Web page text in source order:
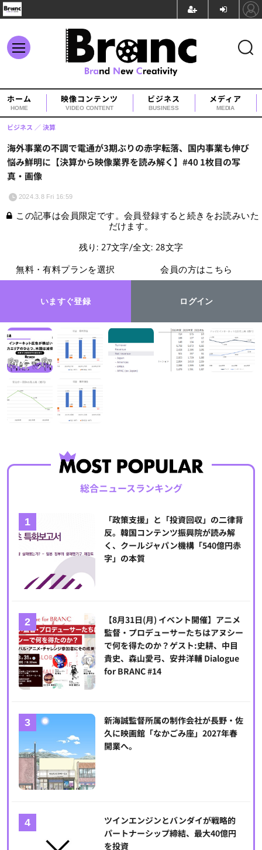
ホーム
HOME
映像コンテンツ
VIDEO CONTENT
ビジネス
BUSINESS
メディア
MEDIA
海外事業の不調で電通が3期ぶりの赤字転落、国内事業も伸び
悩み鮮明に【決算から映像業界を読み解く】#40 1枚目の写
真・画像
ビジネス 決算
2024.3.8 Fri 16:59
この記事は会員限定です。会員登録すると続きをお読みいた
だけます。
残り: 27文字/全文: 28文字
無料・有料プランを選択
いますぐ登録
会員の方はこちら
ログイン
総合ニュースランキング
「政策支援」と「投資回収」の二律背
反。韓国コンテンツ振興院が読み解
く、クールジャパン機構「540億円赤
字」の本質
【8月31日(月) イベント開催】アニメ
監督・プロデューサーたちはアヌシー
で何を得たのか？ゲスト:史耕、中目
貴史、森山愛弓、安井洋輔 Dialogue
for BRANC #14
新海誠監督所属の制作会社が長野・佐
久に映画館「なかごみ座」2027年春
開業へ。
ツインエンジンとバンダイが戦略的
パートナーシップ締結、最大40億円
を投資